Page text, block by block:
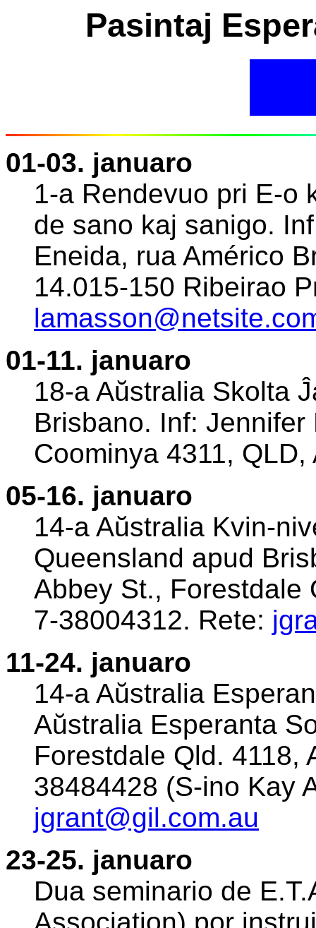
Pasintaj
01-03. januaro
1-a Rendevuo pri E-o
de sano kaj sanigo.
Eneida, rua Américo
14.015-150 Ribeirao
01-11. januaro
18-a Aŭstralia Skolta
Brisbano. Inf:
Coominya 4311,
05-16. januaro
14-a Aŭstralia Kvin-
Queensland apud
Abbey St., Forestdale
7-38004312. Rete:
11-24. januaro
14-a Aŭstralia
Aŭstralia Esperanta
Forestdale Qld. 4118,
38484428 (S-ino Kay
jgrant@gil.com.au
23-25. januaro
Dua seminario de